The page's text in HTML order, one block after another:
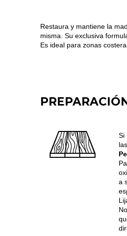
Restaura y mantiene la
misma. Su exclusiva
Es ideal para zonas
Si
a